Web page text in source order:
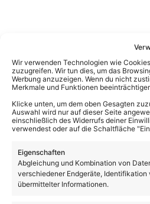
Wir verwenden Technologien wie
zuzugreifen. Wir tun dies, um das
Werbung anzuzeigen. Wenn du nicht
Merkmale und Funktionen
Klicke unten, um dem oben Gesagten
Auswahl wird nur auf dieser Seite
einschließlich des Widerrufs deiner
verwendest oder auf die Schaltfläche
Eigenschaften
Abgleichung und Kombination von
verschiedener Endgeräte,
übermittelter Informationen.
Weitere
ESC 2027: